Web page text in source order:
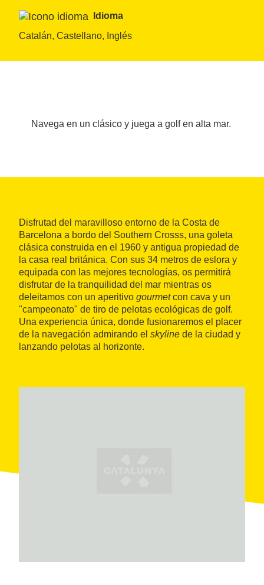
Idioma
Catalán, Castellano, Inglés
Navega en un clásico y juega a golf en alta mar.
Disfrutad del maravilloso entorno de la Costa de
Barcelona a bordo del Southern Crosss, una goleta
clásica construida en el 1960 y antigua propiedad de
la casa real británica. Con sus 34 metros de eslora y
equipada con las mejores tecnologías, os permitirá
disfrutar de la tranquilidad del mar mientras os
deleitamos con un aperitivo gourmetcon cava y un
"campeonato" de tiro de pelotas ecológicas de golf.
Una experiencia única, donde fusionaremos el placer
de la navegación admirando el skyline de la ciudad y
lanzando pelotas al horizonte.